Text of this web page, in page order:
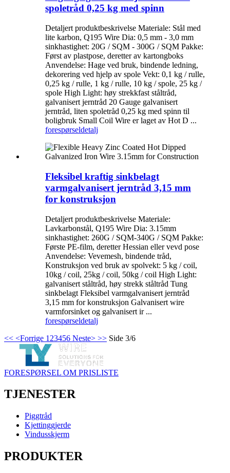
spoletråd 0,25 kg med spinn
Detaljert produktbeskrivelse Materiale: Stål med
lite karbon, Q195 Wire Dia: 0,5 mm - 3,0 mm
sinkhastighet: 20G / SQM - 300G / SQM Pakke:
Først av plastpose, deretter av kartongboks
Anvendelse: Hage ved bruk, bindende ledning,
dekorering ved hjelp av spole Vekt: 0,1 kg / rulle,
0,25 kg / rulle, 1 kg / rulle, 10 kg / spole, 25 kg /
spole High Light: høy strekkfast ståltråd,
galvanisert jerntråd 20 Gauge galvanisert
jerntråd, liten spoletråd 0,25 kg med spinn til
boligbruk Small Coil Wire er laget av Hot D ...
forespørseldetalj
Fleksibel kraftig sinkbelagt
varmgalvanisert jerntråd 3,15 mm
for konstruksjon
Detaljert produktbeskrivelse Materiale:
Lavkarbonstål, Q195 Wire Dia: 3.15mm
sinkhastighet: 260G / SQM-340G / SQM Pakke:
Første PE-film, deretter Hessian eller vevd pose
Anvendelse: Vevemesh, bindende tråd,
Konstruksjon ved bruk av spolvekt: 5 kg / coil,
10kg / coil, 25kg / coil, 50kg / coil High Light:
galvanisert ståltråd, høy strekk ståltråd Tung
sinkbelagt Fleksibel varmgalvanisert jerntråd
3,15 mm for konstruksjon Galvanisert wire
varmforsinket og galvanisert ir ...
forespørseldetalj
<< <Forrige 1 23456 Neste> >> Side 3/6
FORESPØRSEL OM PRISLISTE
TJENESTER
Piggtråd
Kjettinggjerde
Vindusskjerm
PRODUKTER